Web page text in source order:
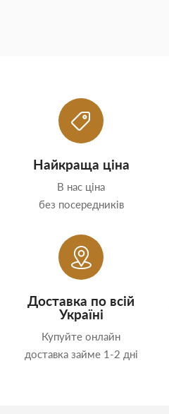
Найкраща ціна
В нас ціна
без посередників
Доставка по всій
Україні
Купуйте онлайн
доставка займе 1-2 дні